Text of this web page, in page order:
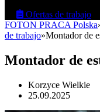
Ofertas de trabajo
FOTON PRACA Polska
de trabajo»Montador de
Montador de
Korzyce Wielkie
25.09.2025